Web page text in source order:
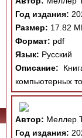
Год издания:
Размер: 17.82
Формат: pdf
Язык: Русский
Описание:
компьютерных
Автор: Меллер
Год издания: